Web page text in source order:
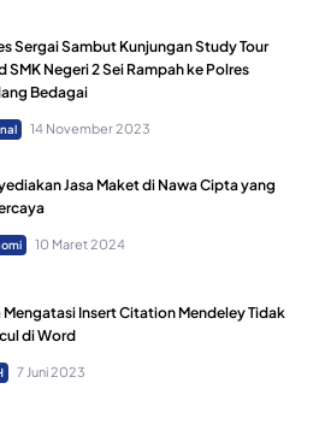
Sergai Sambut Kunjungan Study Tour
SMK Negeri 2 Sei Rampah ke Polres
Bedagai
14 November 2023
Jasa Maket di Nawa Cipta yang
10 Maret 2024
Mengatasi Insert Citation Mendeley Tidak
di Word
7 Juni 2023